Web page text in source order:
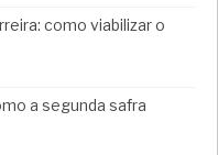
como viabilizar o
a segunda safra